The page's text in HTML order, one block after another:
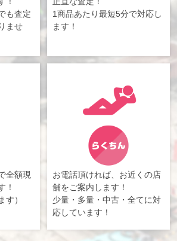
も査定
ませ
1商品あたり最短5分で対応し
ます！
全額現
！
す）
お電話頂ければ、お近くの店
舗をご案内します！
少量・多量・中古・全てに対
応しています！